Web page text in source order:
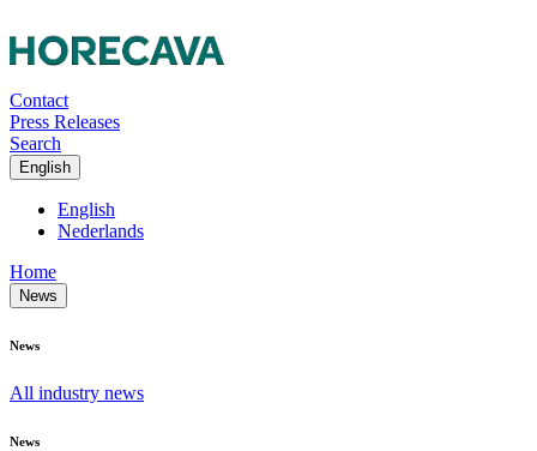
Contact
Press Releases
Search
English
English
Nederlands
Home
News
News
All industry news
News